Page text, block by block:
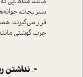
سبزیجات،
قرار می‌گیرند.
چرب، گوشتی
نداشتن